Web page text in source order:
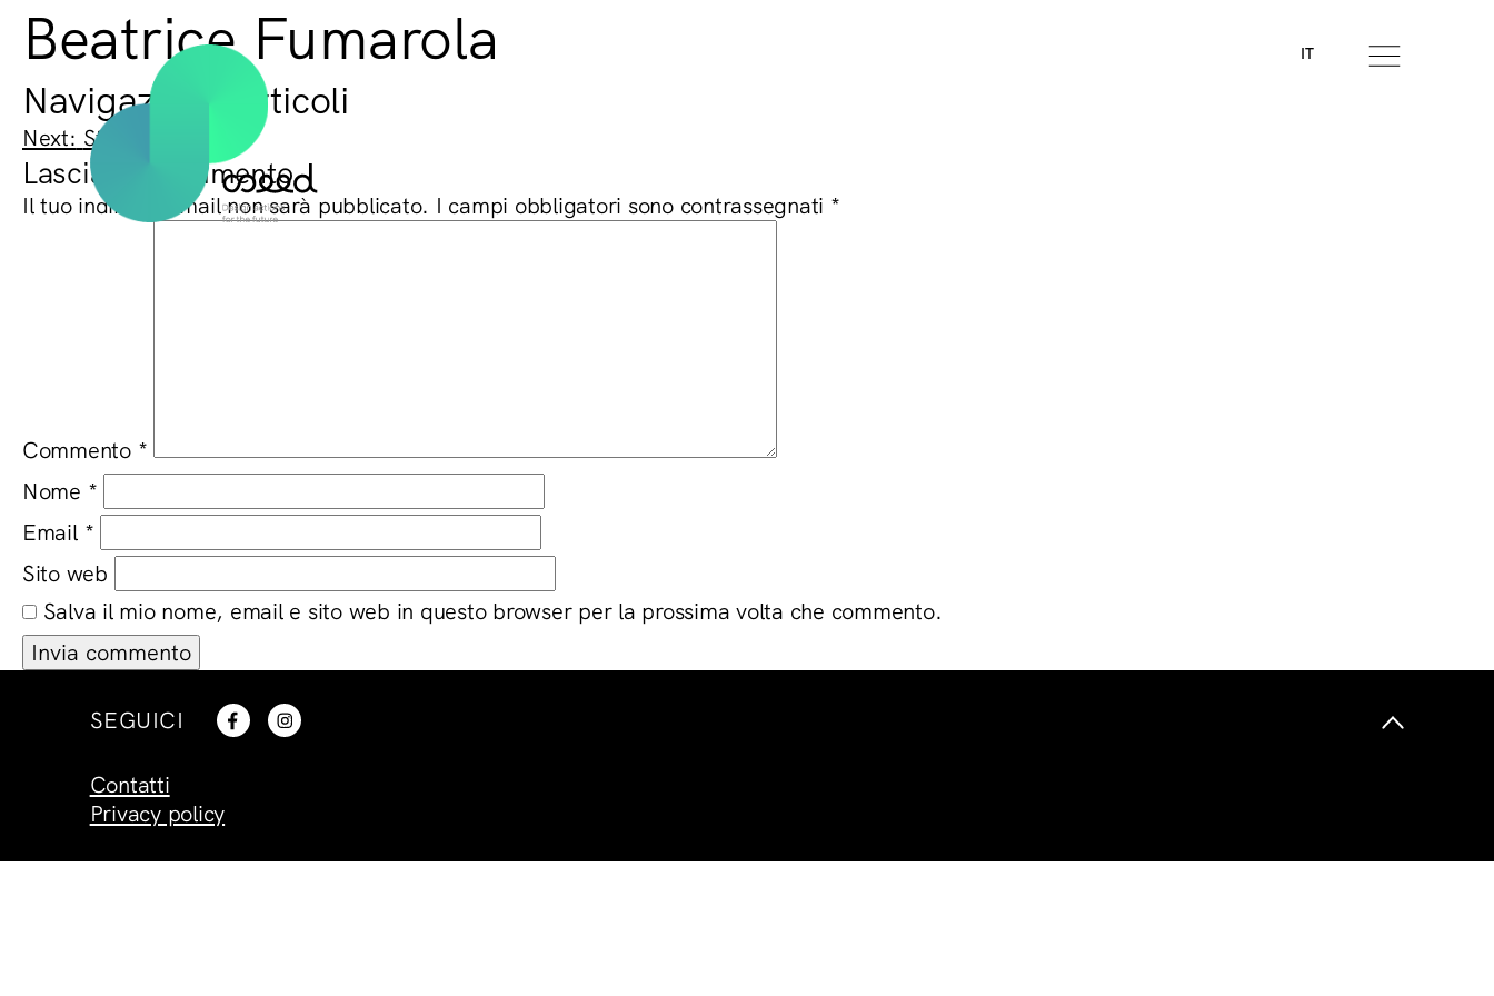
IT
Beatrice Fumarola
Navigazione articoli
Next: Studio Fuksas
Lascia un commento
Il tuo indirizzo email non sarà pubblicato. I campi obbligatori sono contrassegnati *
Commento *
Nome *
Email *
Sito web
Salva il mio nome, email e sito web in questo browser per la prossima volta che commento.
SEGUICI
Contatti
Privacy policy